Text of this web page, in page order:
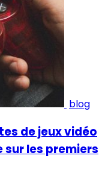
blog
de jeux vidéo
sur les premiers